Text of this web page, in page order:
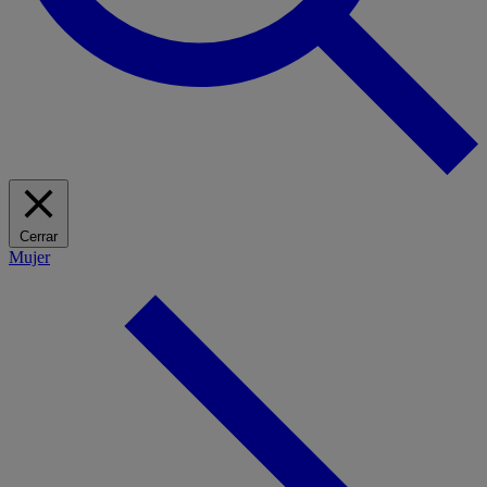
Cerrar
Mujer